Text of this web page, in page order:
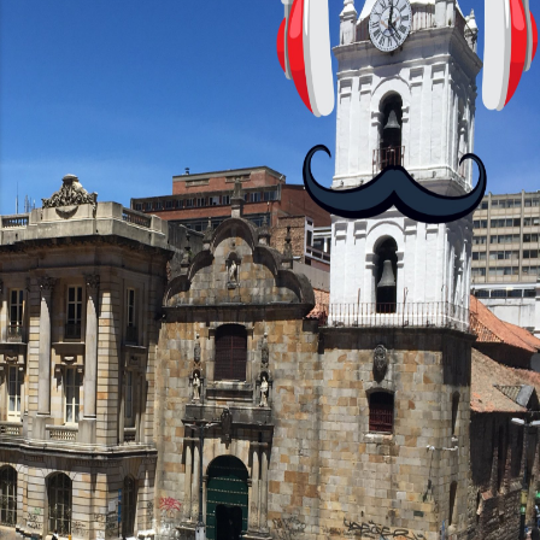
antes nos enseñó francés, ahora nos
convierta en jugadores de ajedrez? Aún
no podrás jugar contra otros humanos
La aplicación Duolingo fue lanzada en
2012 y cuenta con más de 37 millones
de usuarios activos diarios. Desde 2022,
ha empeza...